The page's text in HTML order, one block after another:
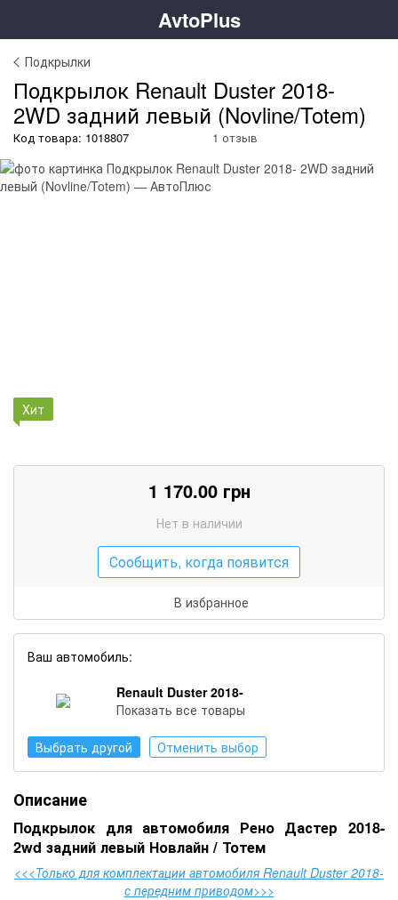
AvtoPlus
Подкрылки
Подкрылок Renault Duster 2018-
2WD задний левый (Novline/Totem)
Код товара: 1018807 1 отзыв
Хит
1 170.00грн
Нет в наличии
Сообщить, когда появится
В избранное
Ваш автомобиль:
Renault Duster 2018-
Показать все товары
Выбрать другой Отменить выбор
Описание
Подкрылок для автомобиля Рено Дастер 2018-
2wd задний левый Новлайн / Тотем
<<<Только для комплектации автомобиля Renault Duster 2018-
с передним приводом>>>